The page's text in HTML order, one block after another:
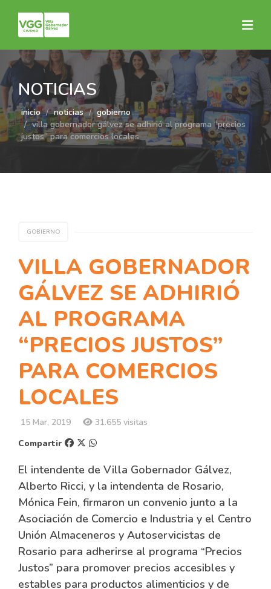
NOTICIAS
inicio noticias
gobierno
villa gobernador gálvez se adhirió al programa “precios
justos” para comercios locales
GOBIERNO
VILLA GOBERNADOR
GÁLVEZ SE ADHIRIÓ
AL PROGRAMA
“PRECIOS JUSTOS”
PARA COMERCIOS
LOCALES
15 Mar, 2019
31.655 visitas
Compartir
El intendente de Villa Gobernador Gálvez,
Alberto Ricci, y la intendenta de Rosario,
Mónica Fein, firmaron un convenio junto a la
Asociación de Comercio e Industria y el Centro
Unión Almaceneros y Autoservicistas de
Rosario para adherirse al programa “Precios
Justos” para promover precios accesibles y
estables para productos alimenticios y de